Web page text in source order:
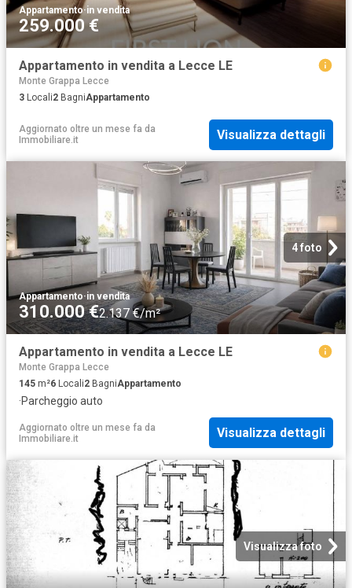
Appartamento·in vendita
259.000 €
Appartamento in vendita a Lecce LE
Monte Grappa Lecce
3 Locali2 BagniAppartamento
Aggiornato oltre un mese fa da
Immobiliare.it
Visualizza dettagli
4 foto
Appartamento·in vendita
310.000 €2.137 €/m²
Appartamento in vendita a Lecce LE
Monte Grappa Lecce
145 m²6 Locali2 BagniAppartamento
·Parcheggio auto
Aggiornato oltre un mese fa da
Immobiliare.it
Visualizza dettagli
Visualizza foto